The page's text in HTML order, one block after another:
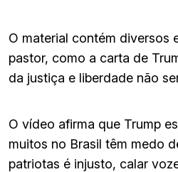
O material contém diversos
pastor, como a carta de
da justiça e liberdade não
O vídeo afirma que Trump
muitos no Brasil têm medo
patriotas é injusto, calar